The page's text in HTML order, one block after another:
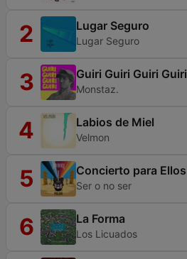
2 Lugar Seguro
Lugar Seguro
3 Guiri Guiri Guiri Guiri
Monstaz.
4 Labios de Miel
Velmon
5 Concierto para Ellos
Ser o no ser
6 La Forma
Los Licuados